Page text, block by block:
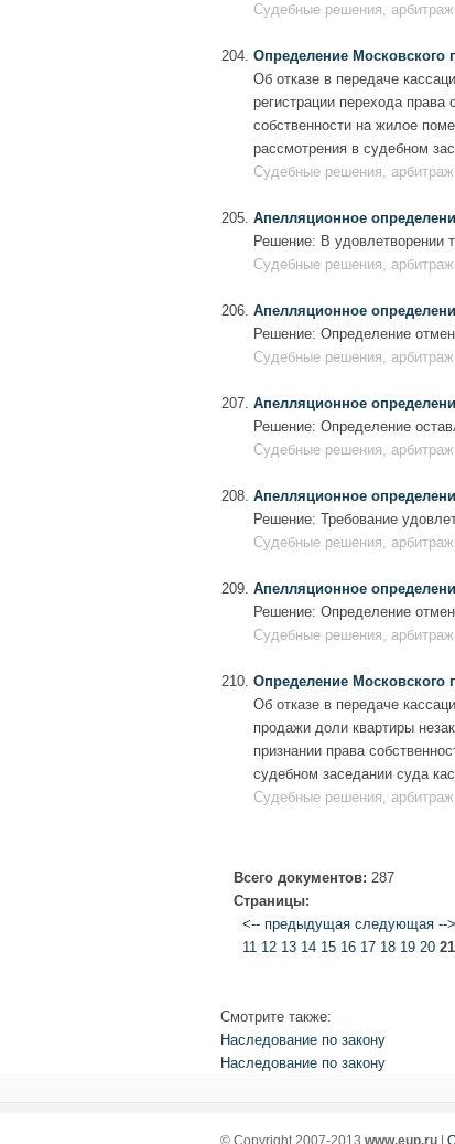
Судебные решения,
Определение Московского
Об отказе в передаче
регистрации перехода
собственности на жилое
рассмотрения в судебном
Судебные решения,
Апелляционное
Решение: В удовлетворении
Судебные решения,
Апелляционное
Решение: Определение
Судебные решения,
Апелляционное
Решение: Определение
Судебные решения,
Апелляционное
Решение: Требование
Судебные решения,
Апелляционное
Решение: Определение
Судебные решения,
Определение Московского
Об отказе в передаче
продажи доли квартиры
признании права
судебном заседании суда
Судебные решения,
Всего документов: 287
Страницы:
<-- предыдущая следующая -->
11 12 13 14 15 16 17 18 19 20 21
Смотрите также:
Наследование по закону
Наследование по закону
© Copyright 2007-2013 www.eup.ru|